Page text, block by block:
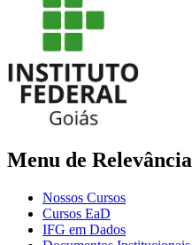
Menu de Relevância
Nossos Cursos
Cursos EaD
IFG em Dados